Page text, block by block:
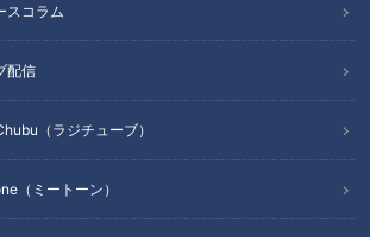
スコラム
配信
（ラジチューブ）
（ミートーン）
け愛されフ
じゅう』を
ャント！】
ほぼ岐阜・笠松町だけ愛されフ
ード『みそ鍋』をいただきま
す！【愛されフード】